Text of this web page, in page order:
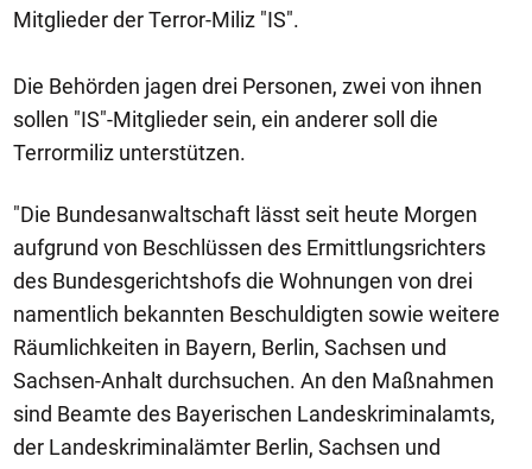
Mitglieder der Terror-Miliz "IS".
Die Behörden jagen drei Personen, zwei von ihnen
sollen "IS"-Mitglieder sein, ein anderer soll die
Terrormiliz unterstützen.
"Die Bundesanwaltschaft lässt seit heute Morgen
aufgrund von Beschlüssen des Ermittlungsrichters
des Bundesgerichtshofs die Wohnungen von drei
namentlich bekannten Beschuldigten sowie weitere
Räumlichkeiten in Bayern, Berlin, Sachsen und
Sachsen-Anhalt durchsuchen. An den Maßnahmen
sind Beamte des Bayerischen Landeskriminalamts,
der Landeskriminalämter Berlin, Sachsen und